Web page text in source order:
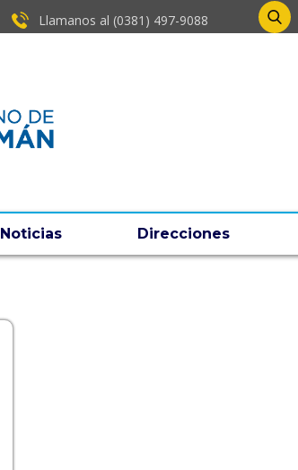
Llamanos al (0381) ​497-9088
Noticias Direcciones